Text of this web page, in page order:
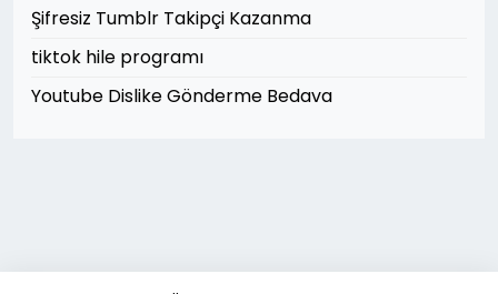
Şifresiz Tumblr Takipçi Kazanma
tiktok hile programı
Youtube Dislike Gönderme Bedava